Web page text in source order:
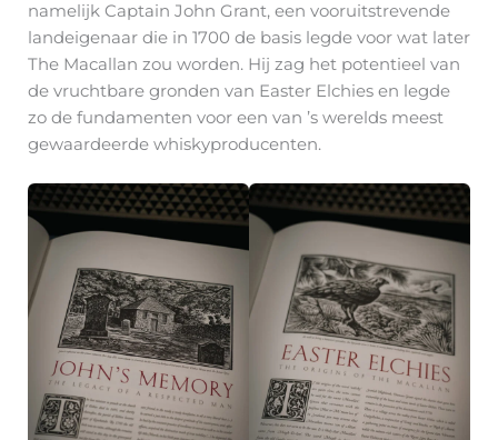
namelijk Captain John Grant, een vooruitstrevende
landeigenaar die in 1700 de basis legde voor wat later
The Macallan zou worden. Hij zag het potentieel van
de vruchtbare gronden van Easter Elchies en legde
zo de fundamenten voor een van ’s werelds meest
gewaardeerde whiskyproducenten.